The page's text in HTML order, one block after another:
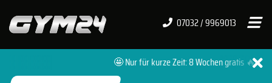
07032 / 9969013
🤩 Nur für kurze Zeit: 8 Wochen gratis 🔥 + 0
BÖBLINGEN HULB